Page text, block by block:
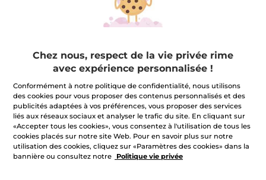
★★★★★
★★★★★
1+1
Soleil
Eau
de
Parfum
100
ml
AJOUTER UN AVIS
69,90 €
Quantité
AJOUTER AU PANIER
Livraison à partir du12/08
Paiement sécurisé
Chez nous, respect de la vie privée rime
avec expérience personnalisée !
Conformément à notre politique de confidentialité, nous utilisons
des cookies pour vous proposer des contenus personnalisés et des
publicités adaptées à vos préférences, vous proposer des services
liés aux réseaux sociaux et analyser le trafic du site. En cliquant sur
«Accepter tous les cookies», vous consentez à l'utilisation de tous les
cookies placés sur notre site Web. Pour en savoir plus sur notre
utilisation des cookies, cliquez sur «Paramètres des cookies» dans la
bannière ou consultez notre
Politique vie privée